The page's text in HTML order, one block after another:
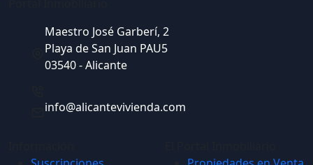
Maestro José Garberí, 2
Playa de San Juan PAU5
03540 - Alicante
info@alicantevivienda.com